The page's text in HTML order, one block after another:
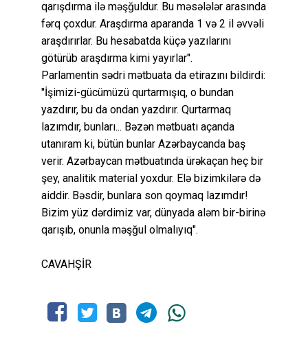
qarışdırma ilə məşğuldur. Bu məsələlər arasında
fərq çoxdur. Araşdırma aparanda 1 və 2 il əvvəli
araşdırırlar. Bu hesabatda küçə yazılarını
götürüb araşdırma kimi yayırlar".
Parlamentin sədri mətbuata da etirazını bildirdi:
"İşimizi-gücümüzü qurtarmışıq, o bundan
yazdırır, bu da ondan yazdırır. Qurtarmaq
lazımdır, bunları... Bəzən mətbuatı açanda
utanıram ki, bütün bunlar Azərbaycanda baş
verir. Azərbaycan mətbuatında ürəkaçan heç bir
şey, analitik material yoxdur. Elə bizimkilərə də
aiddir. Bəsdir, bunlara son qoymaq lazımdır!
Bizim yüz dərdimiz var, dünyada aləm bir-birinə
qarışıb, onunla məşğul olmalıyıq".
CAVAHŞİR